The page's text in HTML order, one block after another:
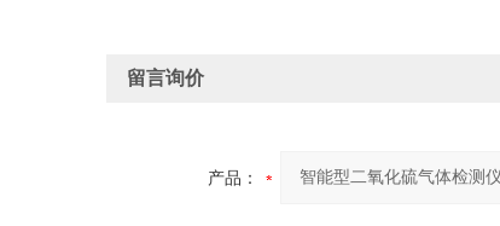
留言询价
产品：